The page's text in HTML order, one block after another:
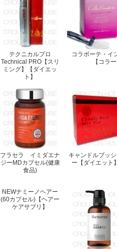
テクニカルプロ
Technical PRO【スリ
ミング】【ダイエッ
ト】
コラボーテ・イ
【コラ
フラセラ イミダエナ
ジーMDカプセル(健康
食品)
キャンドルブッ
ー【ダイエット
NEWナミーノヘアー
(60カプセル)【ヘアー
ケアサプリ】